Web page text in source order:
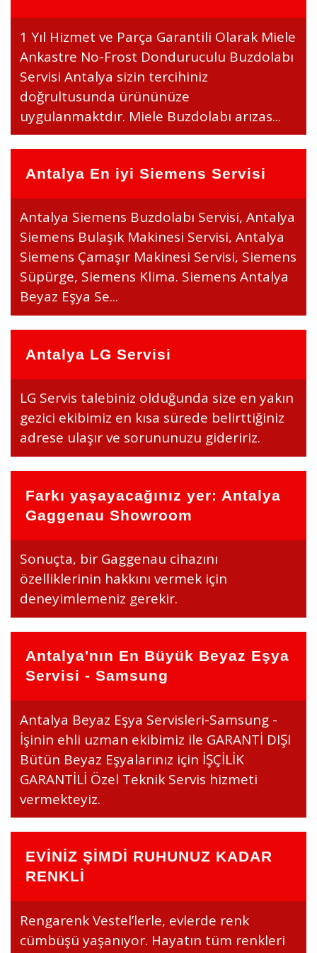
1 Yıl Hizmet ve Parça Garantili Olarak Miele
Ankastre No-Frost Donduruculu Buzdolabı
Servisi Antalya sizin tercihiniz
doğrultusunda ürününüze
uygulanmaktdır. Miele Buzdolabı arızas...
Antalya En iyi Siemens Servisi
Antalya Siemens Buzdolabı Servisi, Antalya
Siemens Bulaşık Makinesi Servisi, Antalya
Siemens Çamaşır Makinesi Servisi, Siemens
Süpürge, Siemens Klima. Siemens Antalya
Beyaz Eşya Se...
Antalya LG Servisi
LG Servis talebiniz olduğunda size en yakın
gezici ekibimiz en kısa sürede belirttiğiniz
adrese ulaşır ve sorununuzu gideririz.
Farkı yaşayacağınız yer: Antalya
Gaggenau Showroom
Sonuçta, bir Gaggenau cihazını
özelliklerinin hakkını vermek için
deneyimlemeniz gerekir.
Antalya'nın En Büyük Beyaz Eşya
Servisi - Samsung
Antalya Beyaz Eşya Servisleri-Samsung -
İşinin ehli uzman ekibimiz ile GARANTİ DIŞI
Bütün Beyaz Eşyalarınız için İŞÇİLİK
GARANTİLİ Özel Teknik Servis hizmeti
vermekteyiz.
EVİNİZ ŞİMDİ RUHUNUZ KADAR
RENKLİ
Rengarenk Vestel’lerle, evlerde renk
cümbüşü yaşanıyor. Hayatın tüm renkleri